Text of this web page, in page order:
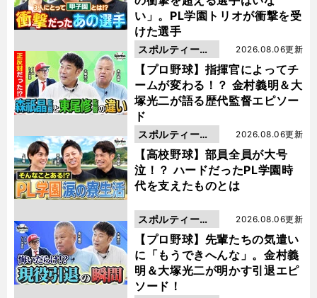
い」。PL学園トリオが衝撃を受
けた選手
【プロ野球】指揮官によってチ
ームが変わる！？ 金村義明＆大
塚光二が語る歴代監督エピソー
ド
2026.08.06更新
スポルティーバ
動画
【高校野球】部員全員が大号
泣！？ ハードだったPL学園時
代を支えたものとは
2026.08.06更新
スポルティーバ
動画
【プロ野球】先輩たちの気遣い
に「もうできへんな」。金村義
明＆大塚光二が明かす引退エピ
ソード！
2026.08.06更新
スポルティーバ
動画